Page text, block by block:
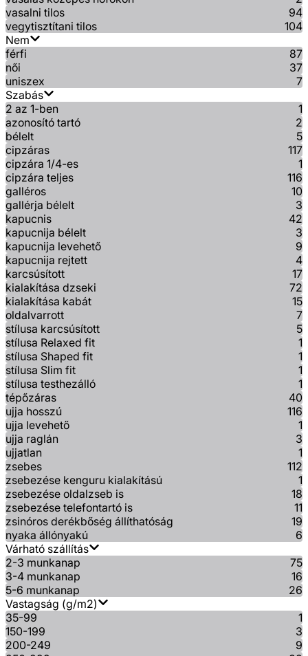
vasalni tilos
94
vegytisztítani tilos
104
Nem
férfi
87
női
37
uniszex
7
Szabás
2 az 1-ben
1
azonosító tartó
2
bélelt
5
cipzáras
117
cipzára 1/4-es
1
cipzára teljes
116
galléros
10
gallérja bélelt
3
kapucnis
42
kapucnija bélelt
3
kapucnija levehető
9
kapucnija rejtett
4
karcsúsított
17
kialakítása dzseki
72
kialakítása kabát
15
oldalvarrott
7
stílusa karcsúsított
5
stílusa Relaxed fit
1
stílusa Shaped fit
1
stílusa Slim fit
1
stílusa testhezálló
1
tépőzáras
40
ujja hosszú
116
ujja levehető
1
ujja raglán
3
ujjatlan
1
zsebes
112
zsebezése kenguru kialakítású
1
zsebezése oldalzseb is
18
zsebezése telefontartó is
11
zsinóros derékbőség állíthatóság
19
nyaka állónyakú
6
Várható szállítás
2-3 munkanap
75
3-4 munkanap
16
5-6 munkanap
26
Vastagság (g/m2)
35-99
1
150-199
3
200-249
9